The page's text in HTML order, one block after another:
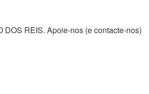
REIS. Apoie-nos (e contacte-nos)